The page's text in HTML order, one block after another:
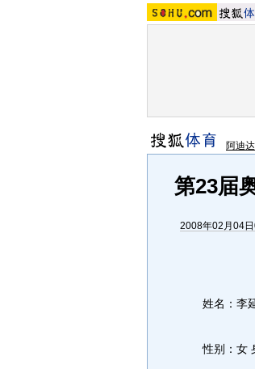
阿迪
第23届
2008年02月04
姓名：李
性别：女